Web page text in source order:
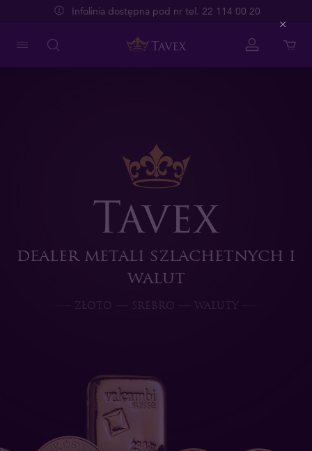
Infolinia dostępna pod nr tel. 22 114 00 20
dealer metali szlachetnych i
walut
ZŁOTO SREBRO WALUTY
Close